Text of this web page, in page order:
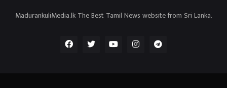
MadurankuliMedia.lk The Best Tamil News website from Sri Lanka.